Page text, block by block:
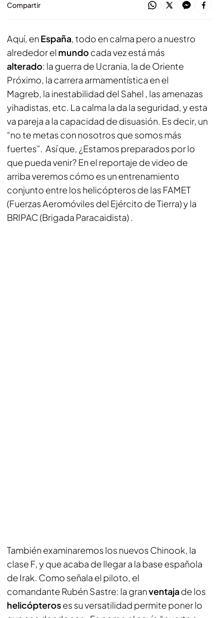
Compartir
Aquí, en España, todo en calma pero a nuestro
alrededor el mundo cada vez está más
alterado: la guerra de Ucrania, la de Oriente
Próximo, la carrera armamentística en el
Magreb, la inestabilidad del Sahel , las amenazas
yihadistas, etc. La calma la da la seguridad, y esta
va pareja a la capacidad de disuasión. Es decir, un
“no te metas con nosotros que somos más
fuertes”. Así que, ¿Estamos preparados por lo
que pueda venir? En el reportaje de video de
arriba veremos cómo es un entrenamiento
conjunto entre los helicópteros de las FAMET
(Fuerzas Aeromóviles del Ejército de Tierra) y la
BRIPAC (Brigada Paracaidista) .
También examinaremos los nuevos Chinook, la
clase F, y que acaba de llegar a la base española
de Irak. Como señala el piloto, el
comandante Rubén Sastre: la granventajade los
helicópteroses su versatilidad permite poner lo